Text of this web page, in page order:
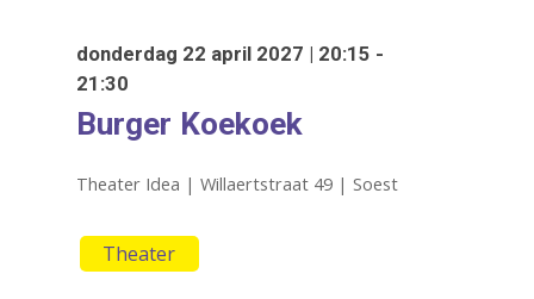
donderdag 22 april 2027 | 20:15 -
21:30
Burger Koekoek
Theater Idea | Willaertstraat 49 | Soest
Theater